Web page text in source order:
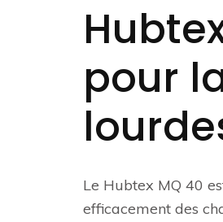
pour
Le Hubtex MQ 40
efficacement des